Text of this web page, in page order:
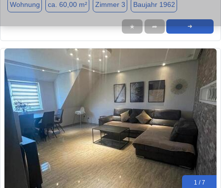
Wohnung ca. 60,00 m² Zimmer 3 Baujahr 1962
★ ➦ ➜
1 / 7